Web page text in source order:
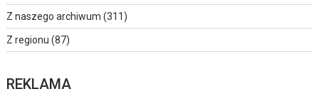
Z naszego archiwum (311)
Z regionu (87)
REKLAMA